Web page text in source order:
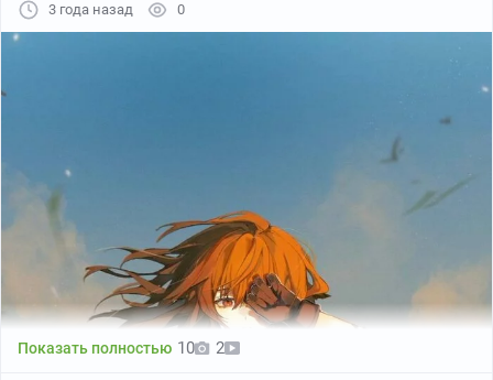
3 года назад 0
Показать полностью 10 2